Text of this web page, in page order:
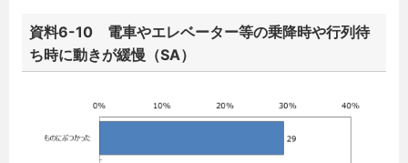
資料6-10 電車やエレベーター等の乗降時や行列待
ち時に動きが緩慢（SA）